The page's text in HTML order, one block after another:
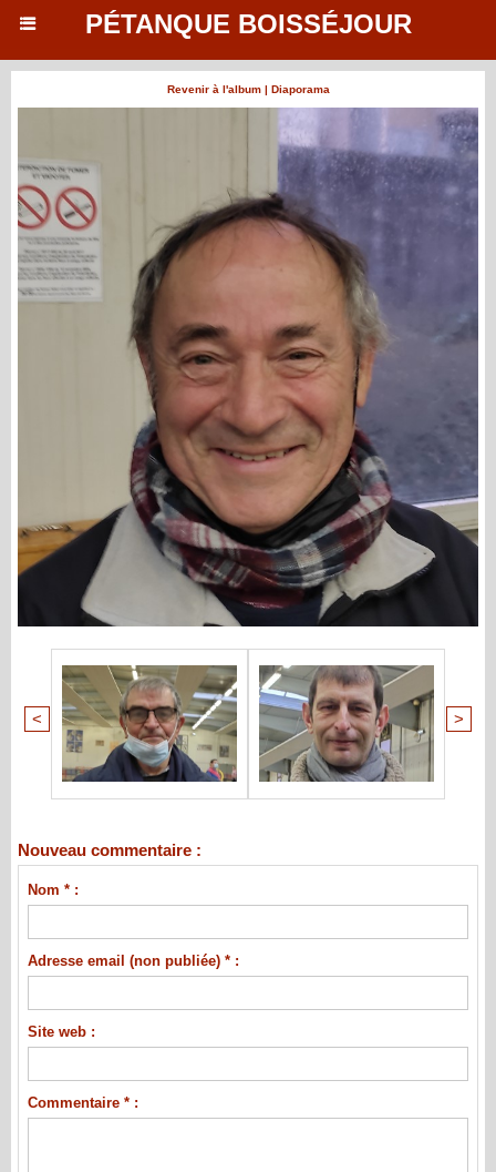
PÉTANQUE BOISSÉJOUR
Revenir à l'album | Diaporama
< >
Nouveau commentaire :
Nom * :
Adresse email (non publiée) * :
Site web :
Commentaire * :